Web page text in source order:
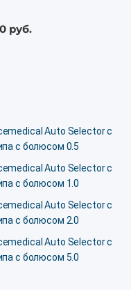
руб.
Auto Selector с
с болюсом 0.5
Auto Selector с
с болюсом 1.0
Auto Selector с
с болюсом 2.0
Auto Selector с
с болюсом 5.0